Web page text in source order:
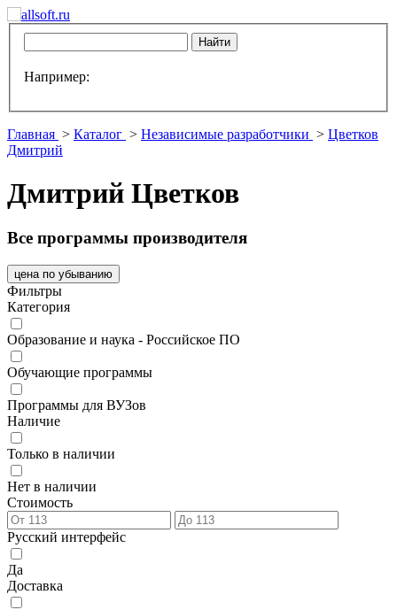
Например:
Главная > Каталог > Независимые разработчики > Цветков
Дмитрий
Дмитрий Цветков
Все программы производителя
цена по убыванию
Фильтры
Категория
Образование и наука - Российское ПО
Обучающие программы
Программы для ВУЗов
Наличие
Только в наличии
Нет в наличии
Стоимость
Русский интерфейс
Да
Доставка